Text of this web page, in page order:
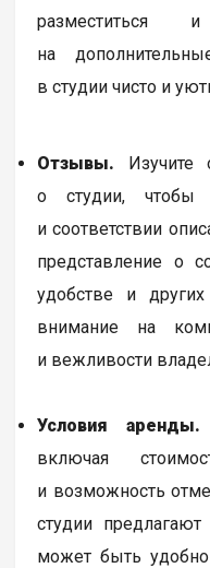
на
в студии чисто и
Отзывы. Изучите
о студии, чтобы
и соответствии
представление о
удобстве и
внимание на
и вежливости
Условия аренды.
включая
и возможность
студии
может быть